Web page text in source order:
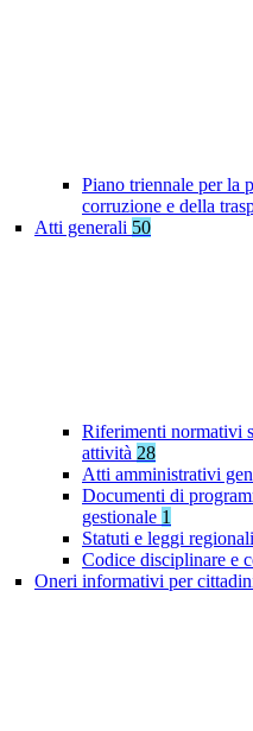
Piano triennale per la
corruzione e della
Atti generali 50
Riferimenti normativi
attività 28
Atti amministrativi
Documenti di
gestionale 1
Statuti e leggi regionali
Codice disciplinare e
Oneri informativi per